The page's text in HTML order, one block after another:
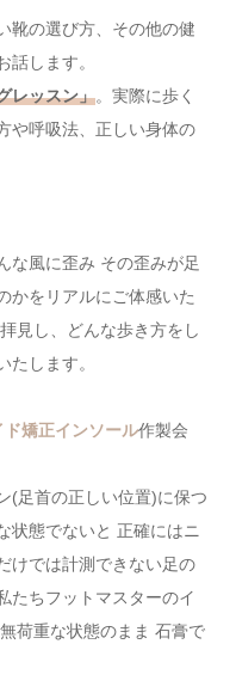
靴の選び方、その他の健
話します。
レッスン」。実際に歩く
や呼吸法、正しい身体の
な風に歪み その歪みが足
かをリアルにご体感いた
見し、どんな歩き方をし
たします。
ド矯正インソール作製会
(足首の正しい位置)に保つ
状態でないと 正確にはニ
けでは計測できない足の
たちフットマスターのイ
荷重な状態のまま 石膏で